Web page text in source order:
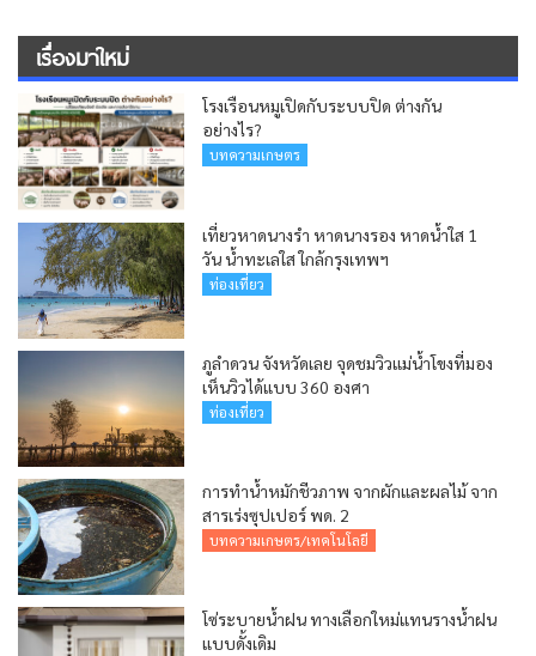
เรื่องมาใหม่
โรงเรือนหมูเปิดกับระบบปิด ต่างกัน
อย่างไร?
บทความเกษตร
เที่ยวหาดนางรำ หาดนางรอง หาดน้ำใส 1
วัน น้ำทะเลใส ใกล้กรุงเทพฯ
ท่องเที่ยว
ภูลำดวน จังหวัดเลย จุดชมวิวแม่น้ำโขงที่มอง
เห็นวิวได้แบบ 360 องศา
ท่องเที่ยว
การทำน้ำหมักชีวภาพ จากผักและผลไม้ จาก
สารเร่งซุปเปอร์ พด. 2
บทความเกษตร/เทคโนโลยี
โซ่ระบายน้ำฝน ทางเลือกใหม่แทนรางน้ำฝน
แบบดั้งเดิม